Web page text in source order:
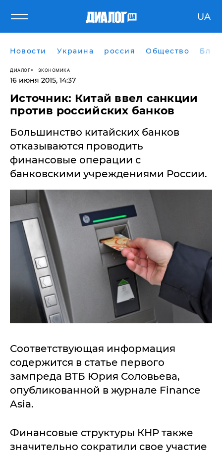
UA
Новости Украина россия Общество
ДИАЛОГ ЭКОНОМИКА
16 июня 2015, 14:37
Источник: Китай ввел санкции
против российских банков
Большинство китайских банков
отказываются проводить
финансовые операции с
банковскими учреждениями России.
Соответствующая информация
содержится в статье первого
зампреда ВТБ Юрия Соловьева,
опубликованной в журнале Finance
Asia.
Финансовые структуры КНР также
значительно сократили свое участие